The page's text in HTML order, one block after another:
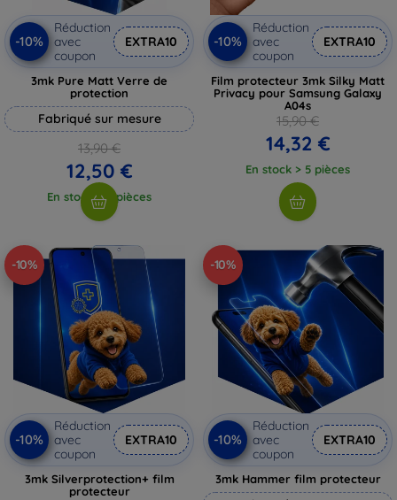
-10%
Réduction
avec
coupon
EXTRA10
3mk Pure Matt Verre de
protection
Fabriqué sur mesure
13,90 €
12,50 €
En stock > 5 pièces
-10%
Réduction
avec
coupon
EXTRA10
Film protecteur 3mk Silky Matt
Privacy pour Samsung Galaxy
A04s
15,90 €
14,32 €
En stock > 5 pièces
-10%
-10%
Réduction
avec
coupon
EXTRA10
3mk Silverprotection+ film
protecteur
-10%
-10%
Réduction
avec
coupon
EXTRA10
3mk Hammer film protecteur